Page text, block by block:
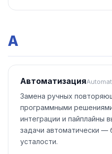
А
Автоматизация
Замена ручных
программными
интеграции и пайплайны
задачи автоматически —
усталости.